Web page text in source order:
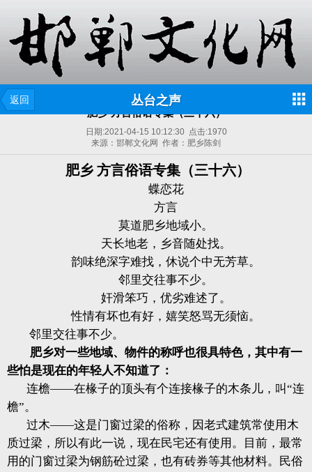
返回 丛台之声
肥乡 方言俗语专集（三十六）
日期:2021-04-15 10:12:30点击:1970
来源：邯郸文化网 作者：肥乡陈剑
肥乡 方言俗语专集（三十六）
蝶恋花
方言
莫道肥乡地域小。
天长地老，乡音随处找。
韵味绝深字难找，休说个中无芳草。
邻里交往事不少。
奸滑笨巧，优劣难述了。
性情有坏也有好，嬉笑怒骂无须恼。
邻里交往事不少。
肥乡对一些地域、物件的称呼也很具特色，其中有一
些怕是现在的年轻人不知道了：
连檐——在椽子的顶头有个连接椽子的木条儿，叫“连
檐”。
过木——这是门窗过梁的俗称，因老式建筑常使用木
质过梁，所以有此一说，现在民宅还有使用。目前，最常
用的门窗过梁为钢筋砼过梁，也有砖券等其他材料。民俗